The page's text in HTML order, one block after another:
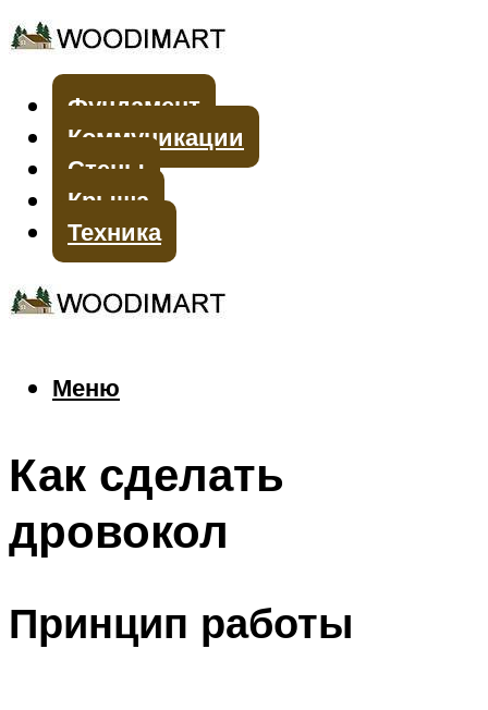
Фундамент
Коммуникации
Стены
Крыша
Техника
Меню
Меню
Как сделать
дровокол
Принцип работы